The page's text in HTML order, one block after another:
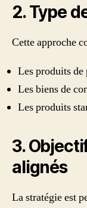
2. Type
Cette approche
Les produits de
Les biens de
Les produits
3.
alignés
La stratégie est